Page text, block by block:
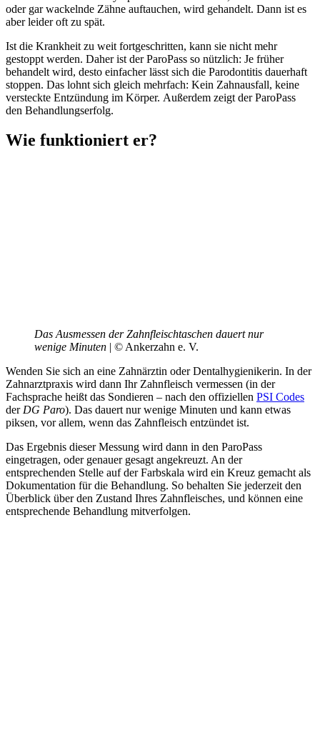
oder gar wackelnde Zähne auftauchen, wird gehandelt. Dann ist es
aber leider oft zu spät.
Ist die Krankheit zu weit fortgeschritten, kann sie nicht mehr
gestoppt werden. Daher ist der ParoPass so nützlich: Je früher
behandelt wird, desto einfacher lässt sich die Parodontitis dauerhaft
stoppen. Das lohnt sich gleich mehrfach: Kein Zahnausfall, keine
versteckte Entzündung im Körper. Außerdem zeigt der ParoPass
den Behandlungserfolg.
Wie funktioniert er?
Das Ausmessen der Zahnfleischtaschen dauert nur
wenige Minuten | © Ankerzahn e. V.
Wenden Sie sich an eine Zahnärztin oder Dentalhygienikerin. In der
Zahnarztpraxis wird dann Ihr Zahnfleisch vermessen (in der
Fachsprache heißt das Sondieren – nach den offiziellen PSI Codes
der DG Paro). Das dauert nur wenige Minuten und kann etwas
piksen, vor allem, wenn das Zahnfleisch entzündet ist.
Das Ergebnis dieser Messung wird dann in den ParoPass
eingetragen, oder genauer gesagt angekreuzt. An der
entsprechenden Stelle auf der Farbskala wird ein Kreuz gemacht als
Dokumentation für die Behandlung. So behalten Sie jederzeit den
Überblick über den Zustand Ihres Zahnfleisches, und können eine
entsprechende Behandlung mitverfolgen.